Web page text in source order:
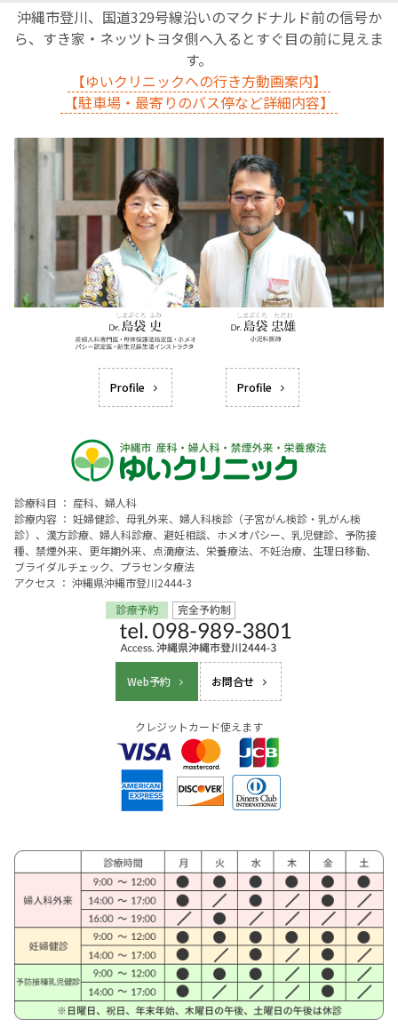
沖縄市登川、国道329号線沿いのマクドナルド前の信号か
ら、すき家・ネッツトヨタ側へ入るとすぐ目の前に見えま
す。
【ゆいクリニックへの行き方動画案内】
【駐車場・最寄りのバス停など詳細内容】
Profile Profile
診療科目 ： 産科、婦人科
診療内容 ： 妊婦健診、母乳外来、婦人科検診（子宮がん検診・乳がん検
診）、漢方診療、婦人科診療、避妊相談、ホメオパシー、乳児健診、予防接
種、禁煙外来、更年期外来、点滴療法、栄養療法、不妊治療、生理日移動、
ブライダルチェック、プラセンタ療法
アクセス ： 沖縄県沖縄市登川2444-3
Web予約 お問合せ
クレジットカード使えます